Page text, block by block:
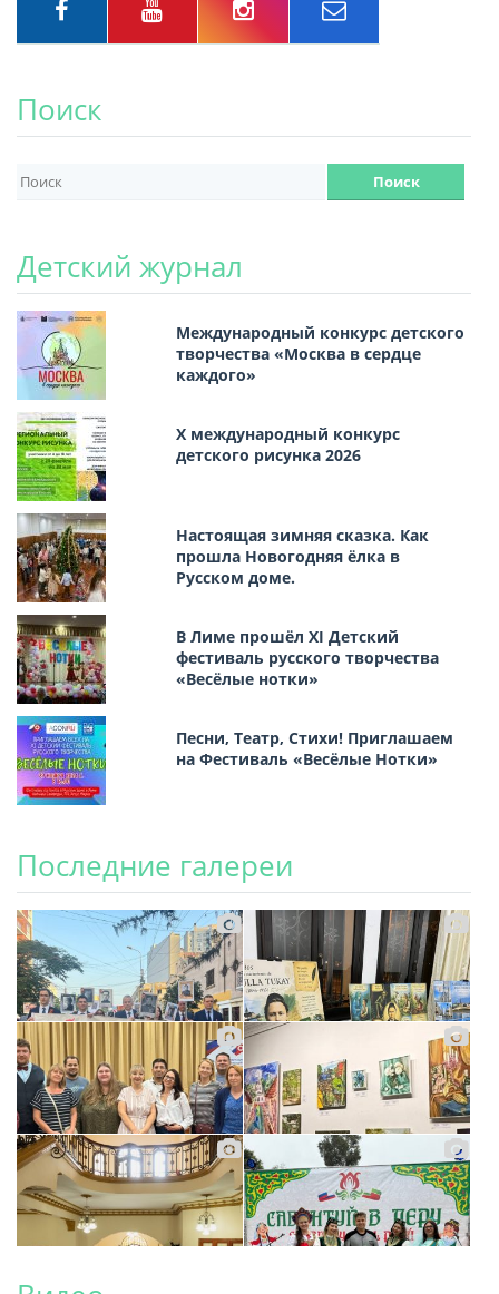
Поиск
Детский журнал
Международный конкурс детского
творчества «Москва в сердце
каждого»
Х международный конкурс
детского рисунка 2026
Настоящая зимняя сказка. Как
прошла Новогодняя ёлка в
Русском доме.
В Лиме прошёл XI Детский
фестиваль русского творчества
«Весёлые нотки»
Песни, Театр, Стихи! Приглашаем
на Фестиваль «Весёлые Нотки»
Последние галереи